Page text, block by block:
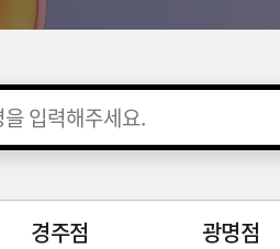
경주점 광명점